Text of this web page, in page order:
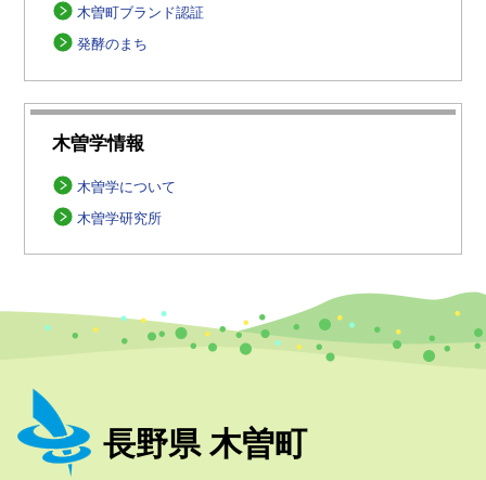
木曽町ブランド認証
発酵のまち
木曽学情報
木曽学について
木曽学研究所
長野県 木曽町